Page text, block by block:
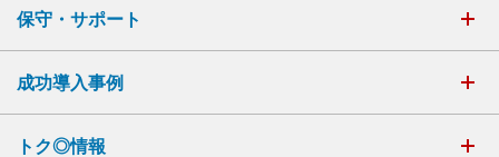
保守・サポート
成功導入事例
トク◎情報